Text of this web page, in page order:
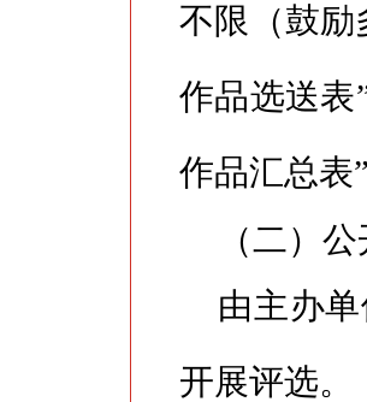
不限（鼓励
作品选送表
作品汇总表
（二）
由主办
开展评选。